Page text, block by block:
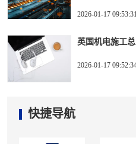
2026-01-17 09:53:31
英国机电施工
2026-01-17
快捷导航